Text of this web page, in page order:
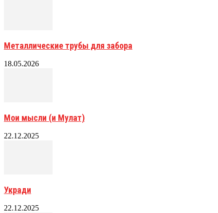
Металлические трубы для забора
18.05.2026
Мои мысли (и Мулат)
22.12.2025
Укради
22.12.2025